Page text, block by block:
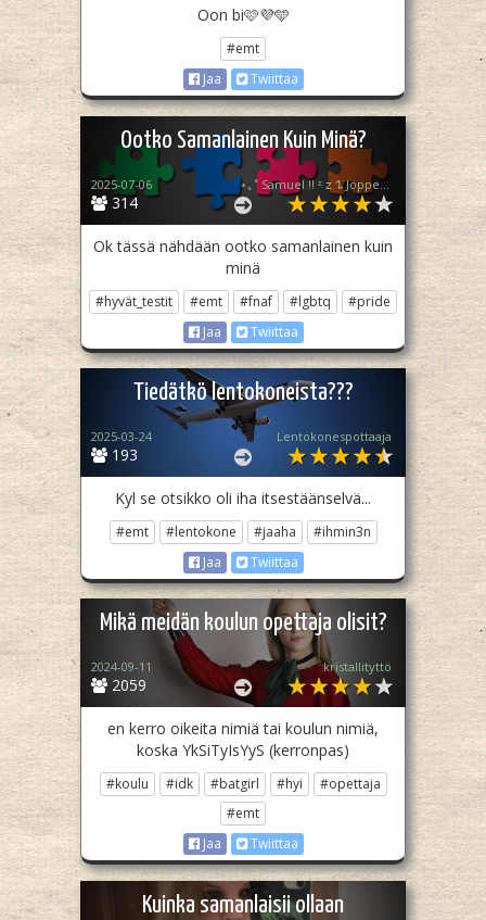
Oon bi🩷💜🩵
#emt
Jaa
Twiittaa
Ootko Samanlainen Kuin Minä?
314
2025-07-06 ⋆｡˚ Samuel !! ᶻ 𝗓 𐰁 Jopper truther!!
Ok tässä nähdään ootko samanlainen kuin
minä
#hyvät_testit #emt #fnaf #lgbtq
#pride
Jaa
Twiittaa
Tiedätkö lentokoneista???
193
2025-03-24 Lentokonespottaaja
Kyl se otsikko oli iha itsestäänselvä...
#emt #lentokone #jaaha
#ihmin3n
Jaa
Twiittaa
Mikä meidän koulun opettaja olisit?
2059
2024-09-11 kristallityttö
en kerro oikeita nimiä tai koulun nimiä,
koska YkSiTyIsYyS (kerronpas)
#koulu #idk #batgirl #hyi
#opettaja
#emt
Jaa
Twiittaa
Kuinka samanlaisii ollaan